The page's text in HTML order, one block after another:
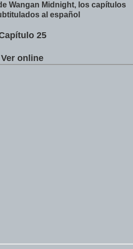
Wangan Midnight, los capítulos
al español
25
Ver online